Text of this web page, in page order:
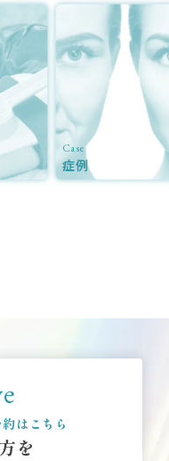
Case
症例
はこちら
を